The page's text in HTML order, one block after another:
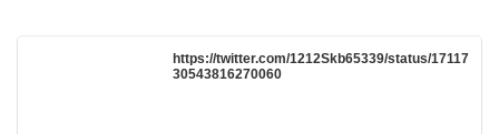
https://twitter.com/1212Skb65339/status/17117
30543816270060